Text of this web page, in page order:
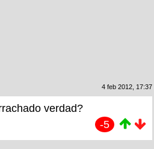
4 feb 2012, 17:37
verdad?
-5